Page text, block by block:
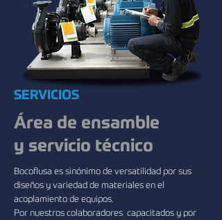
SERVICIOS
​Área de ensamble
y servicio técnico
Bocoflusa es sinónimo de versatilidad por sus
diseños y variedad de materiales en el
acoplamiento de equipos.
Por nuestros colaboradores capacitados y por